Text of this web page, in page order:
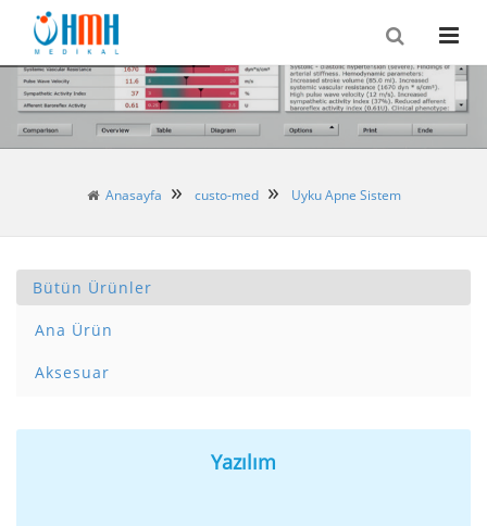
Anasayfa custo-med Uyku Apne Sistem
Bütün Ürünler
Ana Ürün
Aksesuar
Yazılım